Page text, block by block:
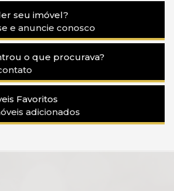
seu imóvel?
e anuncie conosco
o que procurava?
Favoritos
adicionados